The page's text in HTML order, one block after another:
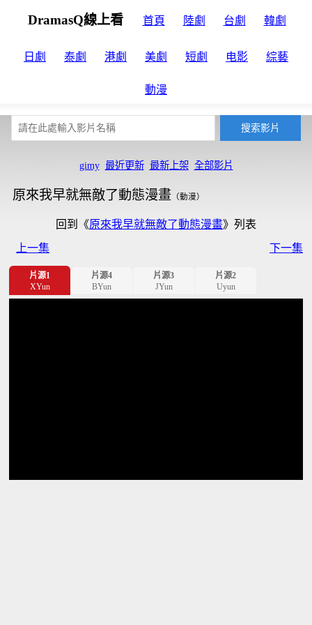
DramasQ線上看 首頁 陸劇 台劇 韓劇
日劇 泰劇 港劇 美劇 短劇 电影 綜藝
動漫
gimy 最近更新 最新上架 全部影片
原來我早就無敵了動態漫畫 （動漫）
回到《原來我早就無敵了動態漫畫》列表
上一集
下一集
片源1
XYun
片源4
BYun
片源3
JYun
片源2
Uyun